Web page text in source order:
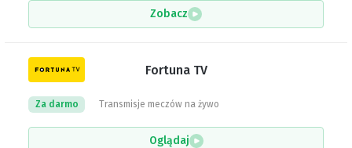
Zobacz
Fortuna TV
Transmisje meczów na żywo
Za darmo
Oglądaj